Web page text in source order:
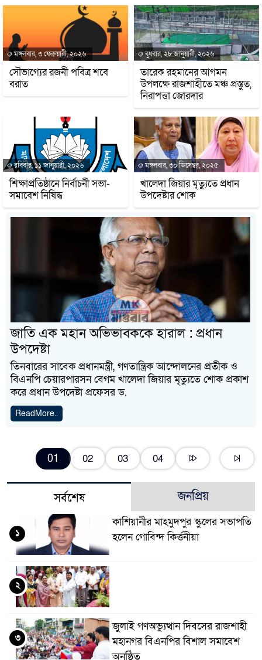
মঙ্গলবার, ৩ ফেব্রুয়ারী, ২০২৬
সৌভাগ্যের রজনী পবিত্র শবে
বরাত
বুধবার, ২৮ জানুয়ারী, ২০২৬
তারেক রহমানের আগমন
উপলক্ষে রাজশাহীতে মঞ্চ প্রস্তুত,
নিরাপত্তা জোরদার
রবিবার, ১১ জানুয়ারী, ২০২৬
শিক্ষাপ্রতিষ্ঠানে নির্বাচনী সভা-
সমাবেশ নিষিদ্ধ
মঙ্গলবার, ৩০ ডিসেম্বর, ২০২৫
খালেদা জিয়ার মৃত্যুতে প্রধান
উপদেষ্টার শোক
জাতি এক মহান অভিভাবককে হারাল : প্রধান
উপদেষ্টা
তিনবারের সাবেক প্রধানমন্ত্রী, গণতান্ত্রিক আন্দোলনের প্রতীক ও
বিএনপি চেয়ারপারসন বেগম খালেদা জিয়ার মৃত্যুতে শোক প্রকাশ
করে প্রধান উপদেষ্টা প্রফেসর ড.
ReadMore..
01 02 03 04
সর্বশেষ জনপ্রিয়
কাশিয়ানীর মাহমুদপুর স্কুলের সভাপতি
হলেন গোবিন্দ কির্ত্তনীয়া
১
২
জুলাই গণঅভ্যুত্থান দিবসের রাজশাহী
মহানগর বিএনপির বিশাল সমাবেশ
অনুষ্ঠিত
৩